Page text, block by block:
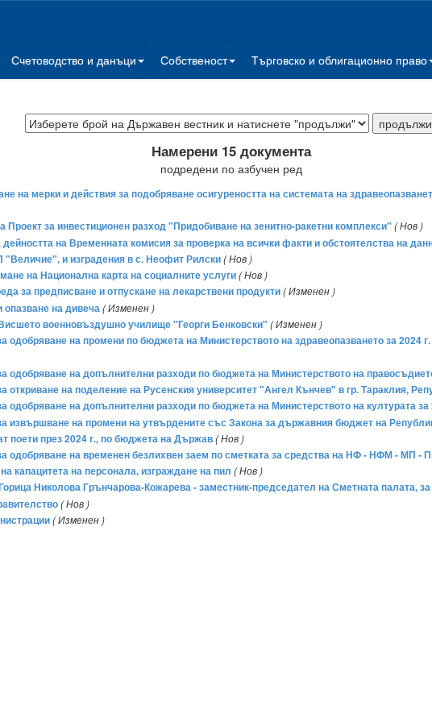
Счетоводство и данъци Собственост Търговско и облигационно право
Намерени 15 документа
подредени по азбучен ред
на мерки и действия за подобряване осигуреността на системата на
за инвестиционен разход "Придобиване на зенитно-ракетни комплекси" ( Нов )
на Временната комисия за проверка на всички факти и обстоятелства на
и изградения в с. Неофит Рилски( Нов )
на Национална карта на социалните услуги( Нов )
за предписване и отпускане на лекарствени продукти( Изменен )
опазване на дивеча( Изменен )
военновъздушно училище "Георги Бенковски" ( Изменен )
на промени по бюджета на Министерството на здравеопазването за 2024
одобряване на допълнителни разходи по бюджета на Министерството на
откриване на поделение на Русенския университет "Ангел Кънчев" в гр. Тараклия,
одобряване на допълнителни разходи по бюджета на Министерството на културата за
извършване на промени на утвърдените със Закона за държавния бюджет на
поети през 2024 г., по бюджета на Държав( Нов )
одобряване на временен безлихвен заем по сметката за средства на НФ - НФМ - МП -
капацитета на персонала, изграждане на пил ( Нов )
Николова Грънчарова-Кожарева - заместник-председател на Сметната палата,
( Нов )
( Изменен )